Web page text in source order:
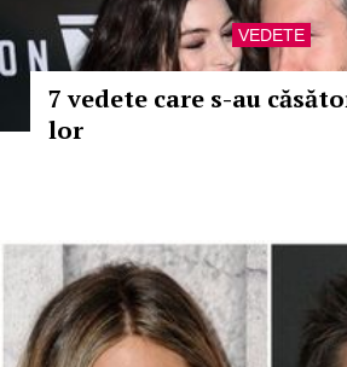
VEDETE
7 vedete care s-au
lor